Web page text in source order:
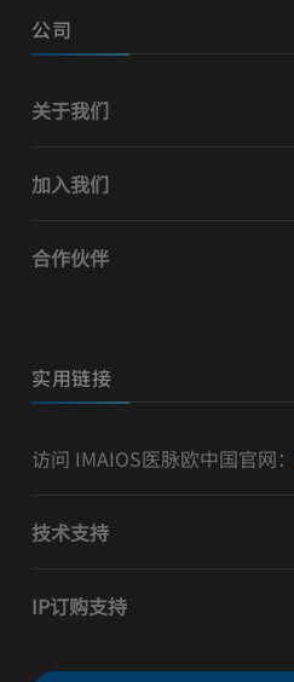
公司
关于我们
加入我们
合作伙伴
实用链接
访问 IMAIOS医脉欧中国官网：
技术支持
IP订购支持